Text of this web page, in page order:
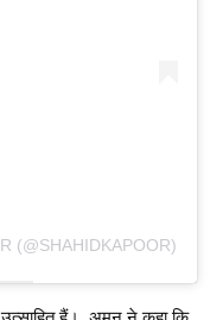
(@SHAHIDKAPOOR)